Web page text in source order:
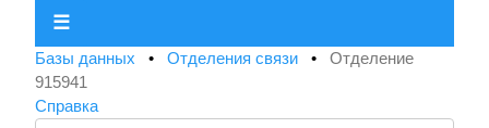
☰
Базы данных • Отделения связи • Отделение
915941
Справка